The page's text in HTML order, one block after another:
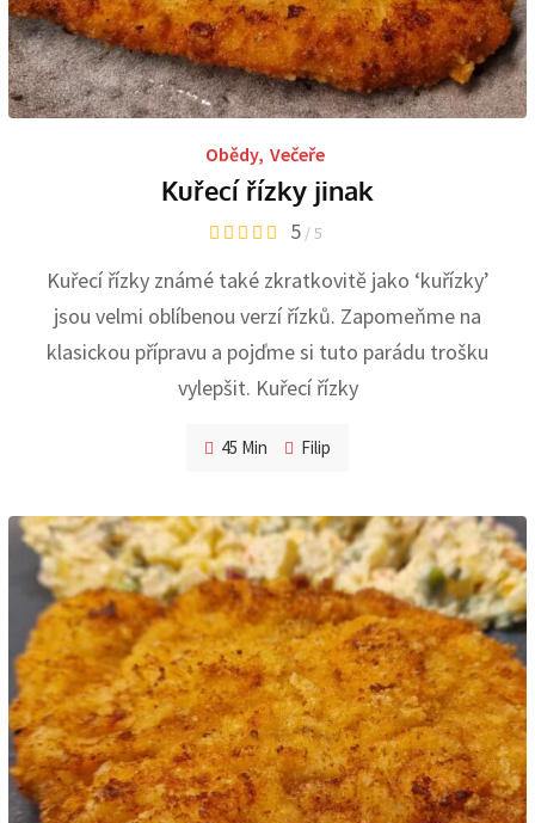
Obědy, Večeře
Kuřecí řízky jinak
5 / 5
Kuřecí řízky známé také zkratkovitě jako ‘kuřízky’
jsou velmi oblíbenou verzí řízků. Zapomeňme na
klasickou přípravu a pojďme si tuto parádu trošku
vylepšit. Kuřecí řízky
45 Min Filip